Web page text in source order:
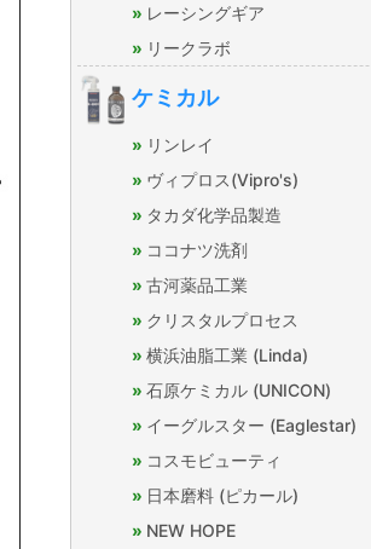
レーシングギア
リークラボ
ケミカル
リンレイ
ヴィプロス(Vipro's)
タカダ化学品製造
ココナツ洗剤
古河薬品工業
クリスタルプロセス
横浜油脂工業 (Linda)
石原ケミカル (UNICON)
イーグルスター (Eaglestar)
コスモビューティ
日本磨料 (ピカール)
NEW HOPE